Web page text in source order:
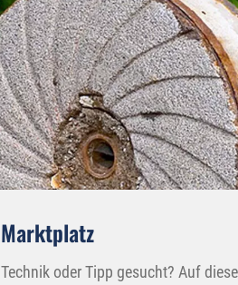
Marktplatz
Technik oder Tipp gesucht? Auf